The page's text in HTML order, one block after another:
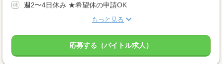
週2〜4日休み ★希望休の申請OK
もっと見る
応募する（バイトル求人）